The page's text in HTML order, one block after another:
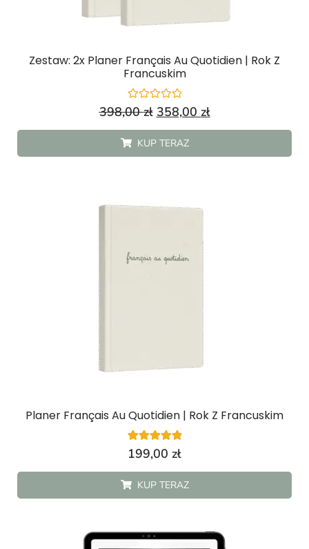
Zestaw: 2x Planer Français Au Quotidien | Rok Z
Francuskim
Oceniono
0
398,00zł 358,00 zł
KUP TERAZ
Planer Français Au Quotidien | Rok Z Francuskim
Oceniony
5.00
4
ocen
klientów
199,00 zł
KUP TERAZ